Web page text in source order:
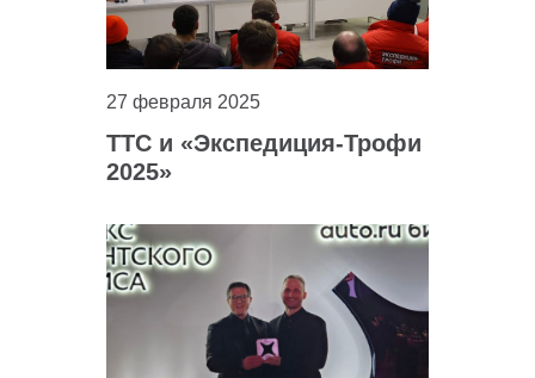
27 февраля 2025
ТТС и «Экспедиция-Трофи
2025»